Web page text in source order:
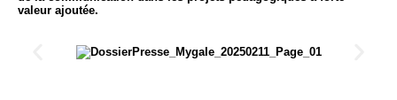
valeur ajoutée.